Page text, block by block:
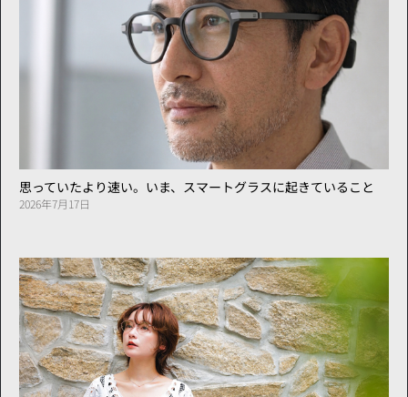
思っていたより速い。いま、スマートグラスに起きていること
2026年7月17日